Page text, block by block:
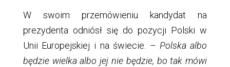
W swoim przemówieniu kandydat na
prezydenta odniósł się do pozycji Polski w
Unii Europejskiej i na świecie. – Polska albo
będzie wielka albo jej nie będzie, bo tak mówi